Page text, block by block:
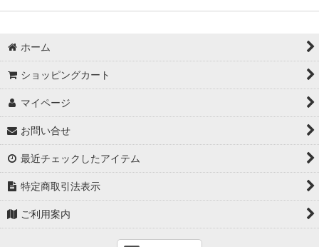
ホーム
ショッピングカート
マイページ
お問い合せ
最近チェックしたアイテム
特定商取引法表示
ご利用案内